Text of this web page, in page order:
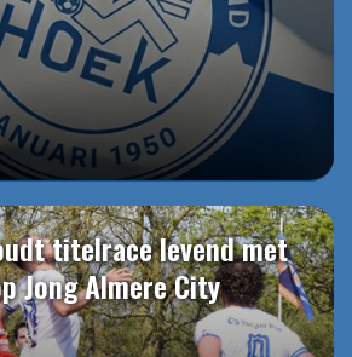
titelrace levend met
Jong Almere City